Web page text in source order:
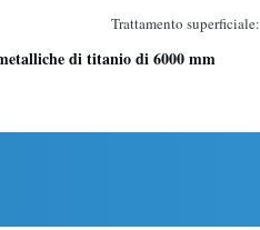
Trattamento superficiale:
di titanio di 6000 mm